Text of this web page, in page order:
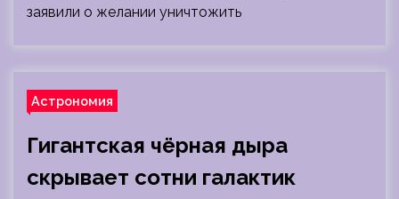
заявили о желании уничтожить
Астрономия
Гигантская чёрная дыра
скрывает сотни галактик